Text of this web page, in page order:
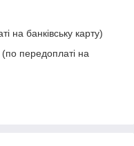
на банківську карту)
(по передоплаті на